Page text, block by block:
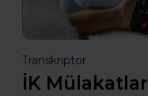
Transkriptor
İK